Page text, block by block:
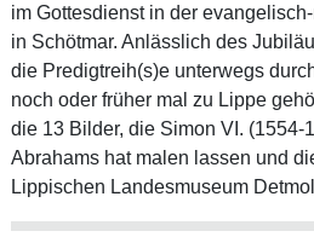
im Gottesdienst in der
in Schötmar. Anlässlich des
die Predigtreih(s)e unterwegs
noch oder früher mal zu Lippe
die 13 Bilder, die Simon VI. (1554-
Abrahams hat malen lassen und
Lippischen Landesmuseum